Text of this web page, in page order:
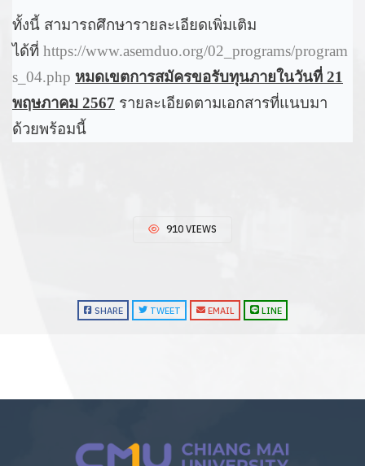
ทั้งนี้ สามารถศึกษารายละเอียดเพิ่มเติม
ได้ที่ https://www.asemduo.org/02_programs/program
s_04.php หมดเขตการสมัครขอรับทุนภายในวันที่ 21
พฤษภาคม 2567 รายละเอียดตามเอกสารที่แนบมา
ด้วยพร้อมนี้
910 VIEWS
SHARE TWEET EMAIL LINE